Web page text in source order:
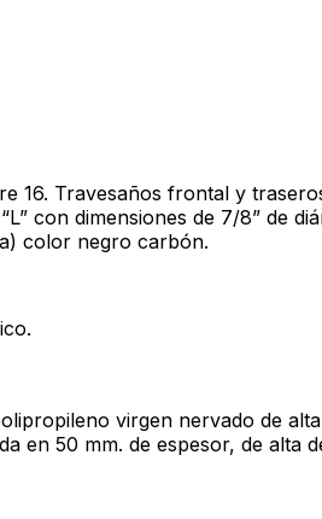
16. Travesaños frontal y
con dimensiones de 7/8” de
color negro carbón.
virgen nervado de
en 50 mm. de espesor, de alta